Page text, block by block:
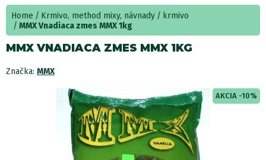
Home Krmivo, method mixy, návnady
krmivo
MMX Vnadiaca zmes MMX 1kg
MMX VNADIACA ZMES MMX 1KG
Značka: MMX
AKCIA -10%